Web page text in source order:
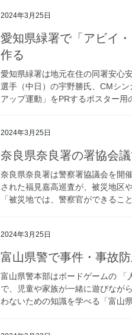
2024年3月25日
愛知県緑署で「アビイ・ロード」模した安全横断啓発ポスター
作る
愛知県緑署は地元在住の同署安心
選手（中日）の宇野勝氏、CMシ
アップ運動」をPRするポスター
2024年3月25日
奈良県奈良署の署協
奈良県奈良署は警察署協議会を開
された福見嘉高巡査が、被災地区
「被災地では、警察官ができる
2024年3月25日
富山県警で事件・事故
富山県警本部はボードゲームの 「
で、児童や家族が一緒に遊びなが
わないための知識を学べる「富山